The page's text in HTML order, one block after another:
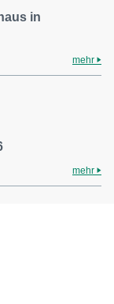
in
mehr
mehr